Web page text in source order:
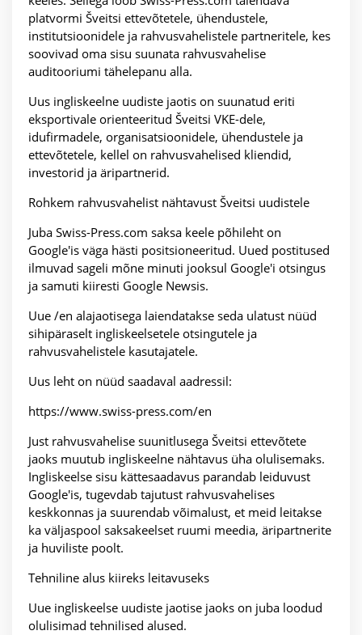
platvormi Šveitsi ettevõtetele, ühendustele,
institutsioonidele ja rahvusvahelistele partneritele, kes
soovivad oma sisu suunata rahvusvahelise
auditooriumi tähelepanu alla.
Uus ingliskeelne uudiste jaotis on suunatud eriti
eksportivale orienteeritud Šveitsi VKE-dele,
idufirmadele, organisatsioonidele, ühendustele ja
ettevõtetele, kellel on rahvusvahelised kliendid,
investorid ja äripartnerid.
Rohkem rahvusvahelist nähtavust Šveitsi uudistele
Juba Swiss-Press.com saksa keele põhileht on
Google'is väga hästi positsioneeritud. Uued postitused
ilmuvad sageli mõne minuti jooksul Google'i otsingus
ja samuti kiiresti Google Newsis.
Uue /en alajaotisega laiendatakse seda ulatust nüüd
sihipäraselt ingliskeelsetele otsingutele ja
rahvusvahelistele kasutajatele.
Uus leht on nüüd saadaval aadressil:
https://www.swiss-press.com/en
Just rahvusvahelise suunitlusega Šveitsi ettevõtete
jaoks muutub ingliskeelne nähtavus üha olulisemaks.
Ingliskeelse sisu kättesaadavus parandab leiduvust
Google'is, tugevdab tajutust rahvusvahelises
keskkonnas ja suurendab võimalust, et meid leitakse
ka väljaspool saksakeelset ruumi meedia, äripartnerite
ja huviliste poolt.
Tehniline alus kiireks leitavuseks
Uue ingliskeelse uudiste jaotise jaoks on juba loodud
olulisimad tehnilised alused.